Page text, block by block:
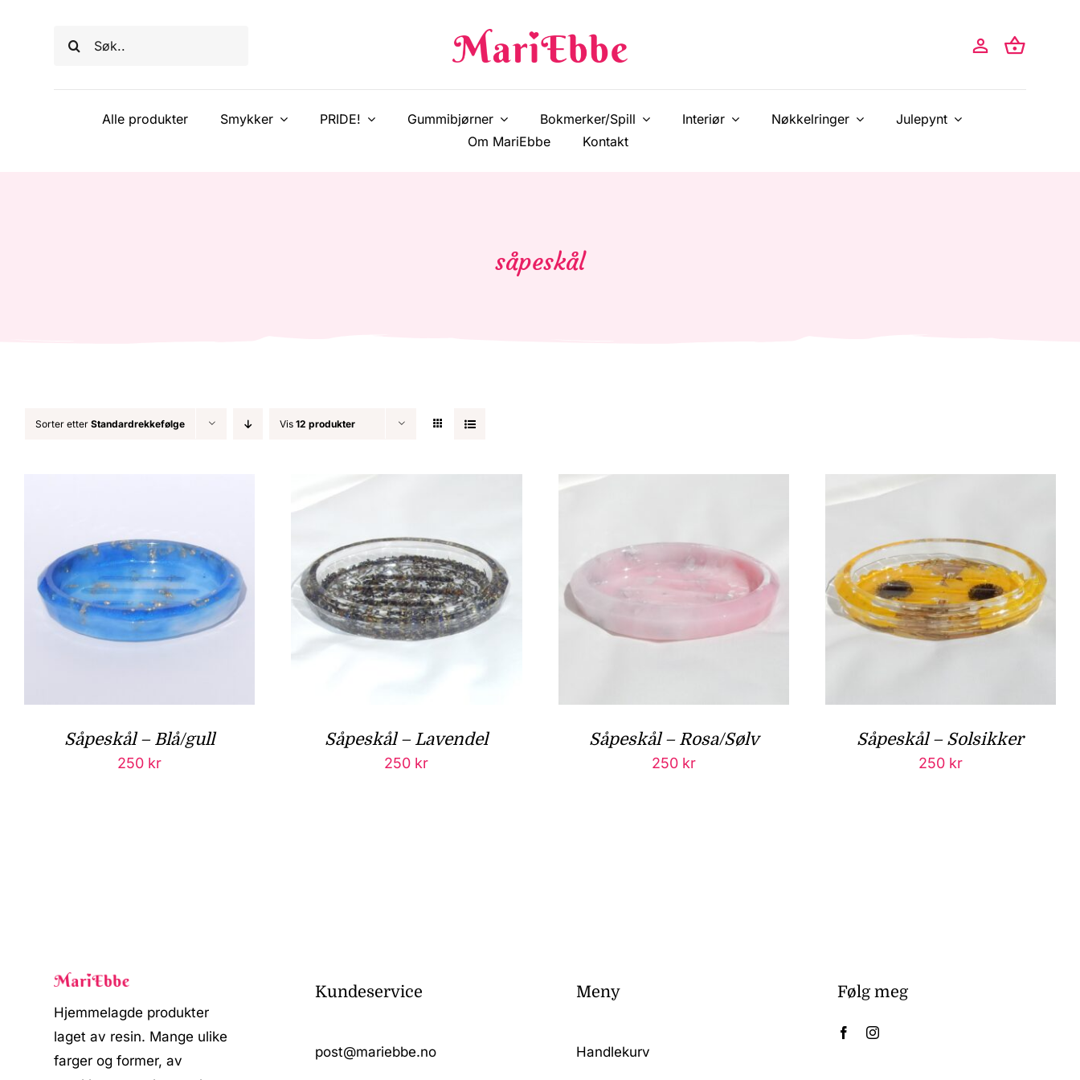
Søk
Alle produkter Smykker PRIDE! Gummibjørner Bokmerker/Spill Interiør Nøkkelringer
Julepynt
Om MariEbbe
Kontakt
såpeskål
Sorter etter Standardrekkefølge Vis 12 produkter
Såpeskål – Blå/gull
250 kr
Såpeskål – Lavendel
250 kr
Såpeskål – Rosa/Sølv
250 kr
Såpeskål – Solsikker
250 kr
Hjemmelagde produkter
laget av resin. Mange ulike
farger og former, av
Kundeservice
post@mariebbe.no
Meny
Handlekurv
Følg meg